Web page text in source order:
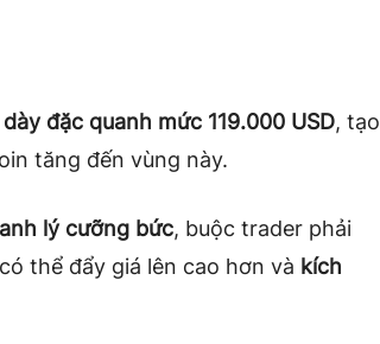
đặc quanh mức 119.000 USD, tạo
tăng đến vùng này.
lý cưỡng bức, buộc trader phải
thể đẩy giá lên cao hơn và kích